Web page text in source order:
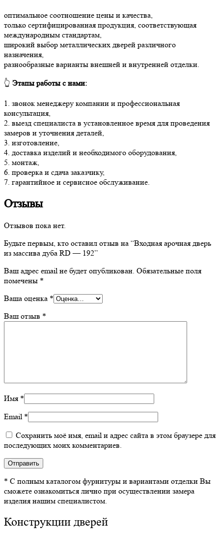
оптимальное соотношение цены и качества,
только сертифицированная продукция, соответствующая
международным стандартам,
широкий выбор металлических дверей различного
назначения,
разнообразные варианты внешней и внутренней отделки.
👆 Этапы работы с нами:
1. звонок менеджеру компании и профессиональная
консультация,
2. выезд специалиста в установленное время для проведения
замеров и уточнения деталей,
3. изготовление,
4. доставка изделий и необходимого оборудования,
5. монтаж,
6. проверка и сдача заказчику,
7. гарантийное и сервисное обслуживание.
Отзывы
Отзывов пока нет.
Будьте первым, кто оставил отзыв на “Входная арочная дверь
из массива дуба RD — 192”
Ваш адрес email не будет опубликован. Обязательные поля
помечены *
Ваша оценка *
Ваш отзыв *
Имя *
Email *
Сохранить моё имя, email и адрес сайта в этом браузере для
последующих моих комментариев.
* С полным каталогом фурнитуры и вариантами отделки Вы
сможете ознакомиться лично при осуществлении замера
изделия нашим специалистом.
Конструкции дверей